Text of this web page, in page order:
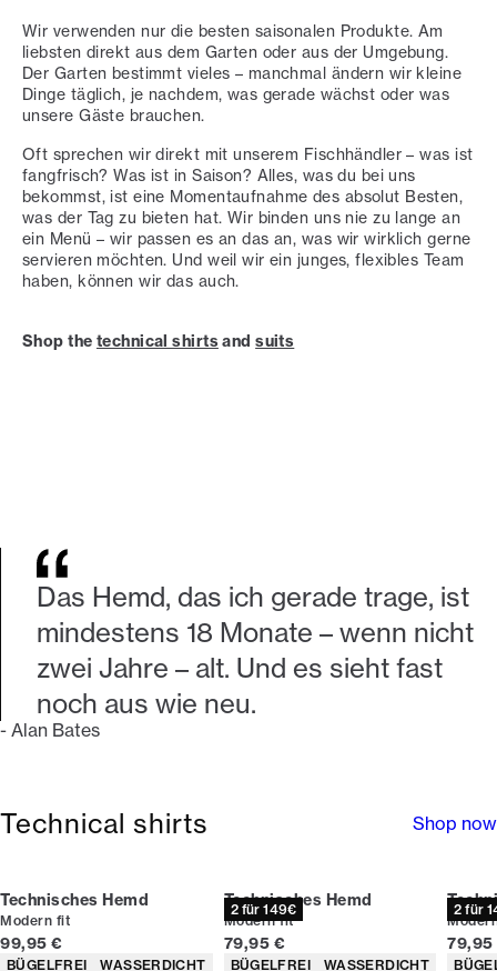
Wir verwenden nur die besten saisonalen Produkte. Am
liebsten direkt aus dem Garten oder aus der Umgebung.
Der Garten bestimmt vieles – manchmal ändern wir kleine
Dinge täglich, je nachdem, was gerade wächst oder was
unsere Gäste brauchen.
Oft sprechen wir direkt mit unserem Fischhändler – was ist
fangfrisch? Was ist in Saison? Alles, was du bei uns
bekommst, ist eine Momentaufnahme des absolut Besten,
was der Tag zu bieten hat. Wir binden uns nie zu lange an
ein Menü – wir passen es an das an, was wir wirklich gerne
servieren möchten. Und weil wir ein junges, flexibles Team
haben, können wir das auch.
Shop the technical shirts andsuits
Das Hemd, das ich gerade trage, ist
mindestens 18 Monate – wenn nicht
zwei Jahre – alt. Und es sieht fast
noch aus wie neu.
- Alan Bates
Technical shirts Shop now
Technisches Hemd
Modern fit
Preis
99,95 €
Produkteigenschaften
BÜGELFREI WASSERDICHT
2 für 149€
Technisches Hemd
Modern fit
Preis
79,95 €
Produkteigenschaften
BÜGELFREI WASSERDICHT
2 für
Preis
79,95